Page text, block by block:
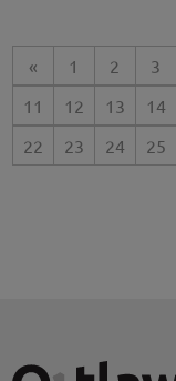
« 1 2 3
11
12 13 14
22
23 24 25